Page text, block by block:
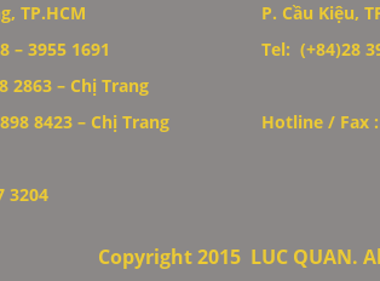
TP.HCM
P. Cầu Kiệu,
– 3955 1691
Tel: (+84)28
2863 – Chị Trang
8423 – Chị Trang Hotline / Fax :
3204
Copyright 2015 LUC QUAN.